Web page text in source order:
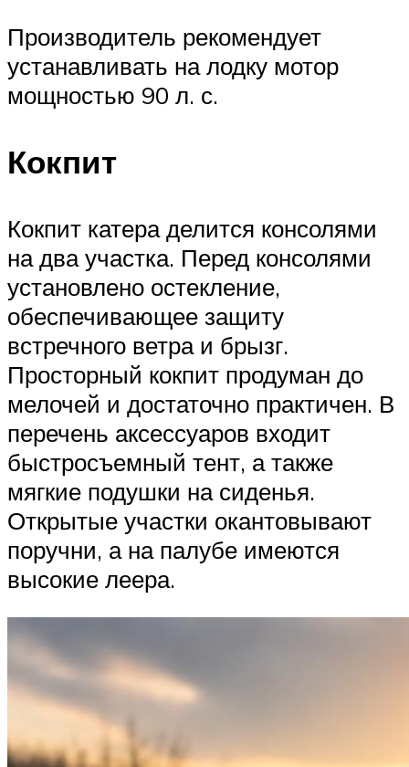
Производитель рекомендует
устанавливать на лодку мотор
мощностью 90 л. с.
Кокпит
Кокпит катера делится консолями
на два участка. Перед консолями
установлено остекление,
обеспечивающее защиту
встречного ветра и брызг.
Просторный кокпит продуман до
мелочей и достаточно практичен. В
перечень аксессуаров входит
быстросъемный тент, а также
мягкие подушки на сиденья.
Открытые участки окантовывают
поручни, а на палубе имеются
высокие леера.